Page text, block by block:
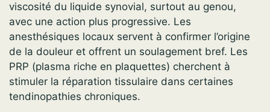
viscosité du liquide synovial, surtout au genou,
avec une action plus progressive. Les
anesthésiques locaux servent à confirmer l’origine
de la douleur et offrent un soulagement bref. Les
PRP (plasma riche en plaquettes) cherchent à
stimuler la réparation tissulaire dans certaines
tendinopathies chroniques.